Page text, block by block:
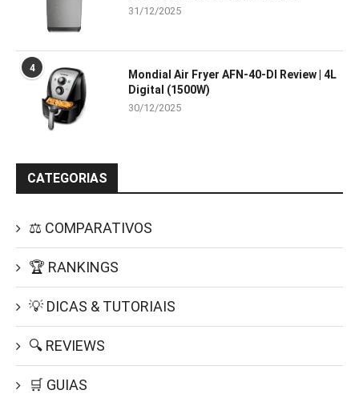
31/12/2025
4
Mondial Air Fryer AFN-40-DI Review | 4L
Digital (1500W)
30/12/2025
CATEGORIAS
⚖️ COMPARATIVOS
🏆 RANKINGS
💡 DICAS & TUTORIAIS
🔍 REVIEWS
🛒 GUIAS